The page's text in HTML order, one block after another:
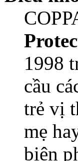
1998
cầu
trẻ vị
mẹ
biện